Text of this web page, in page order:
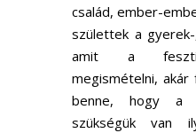
család, ember-
születtek a
amit a
megismételni, akár
benne, hogy a
szükségük van